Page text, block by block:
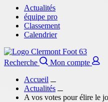
Actualités
équipe pro
Classement
Calendrier
Recherche
Mon compte
Accueil
Actualités
A vos votes pour élire le